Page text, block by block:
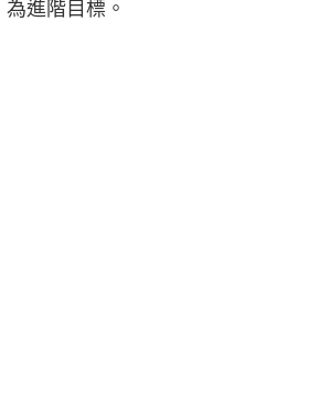
進階目標。